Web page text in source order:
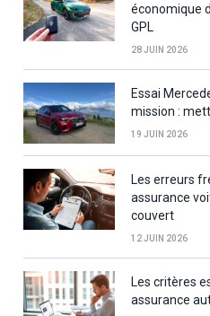
économique
GPL
28 JUIN 2026
Essai
mission :
19 JUIN 2026
Les erreurs
assurance
couvert
12 JUIN 2026
Les critères
assurance